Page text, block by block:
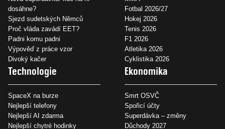
dosáhne?
Sjezd sudetských Němců
Proč vláda zavádí EET?
Padni komu padni
Výpověď z práce vzor
Divoký kačer
Fotbal 2026/27
Hokej 2026
Tenis 2026
F1 2026
Atletika 2026
Cyklistika 2026
Technologie
SpaceX na burze
Nejlepší telefony
Nejlepší AI zdarma
Nejlepší chytré hodinky
Ekonomika
Smrt OSVČ
Spořicí účty
Superdávka – změny
Důchody 2027